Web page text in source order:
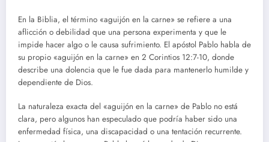
En la Biblia, el término «aguijón en la carne» se refiere a una
aflicción o debilidad que una persona experimenta y que le
impide hacer algo o le causa sufrimiento. El apóstol Pablo habla de
su propio «aguijón en la carne» en 2 Corintios 12:7-10, donde
describe una dolencia que le fue dada para mantenerlo humilde y
dependiente de Dios.
La naturaleza exacta del «aguijón en la carne» de Pablo no está
clara, pero algunos han especulado que podría haber sido una
enfermedad física, una discapacidad o una tentación recurrente.